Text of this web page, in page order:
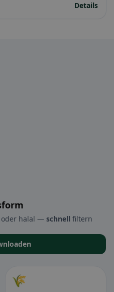
Details
oder halal — schnell filtern
🌾